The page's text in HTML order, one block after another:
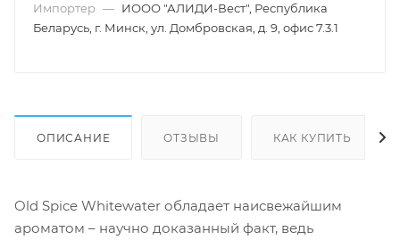
Импортер — ИООО "АЛИДИ-Вест", Республика
Беларусь, г. Минск, ул. Домбровская, д. 9, офис 7.3.1
ОПИСАНИЕ ОТЗЫВЫ КАК КУПИТЬ
Old Spice Whitewater обладает наисвежайшим
ароматом – научно доказанный факт, ведь